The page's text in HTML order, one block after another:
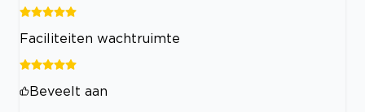
Faciliteiten wachtruimte
Beveelt aan